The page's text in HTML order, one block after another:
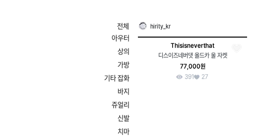
전체
아우터
상의
가방
기타 잡화
바지
쥬얼리
신발
치마
hirity_kr
Thisisneverthat
디스이즈네버댓 올드카 울 자켓
77,000원
391
27